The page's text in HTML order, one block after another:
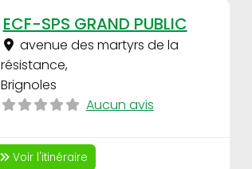
ECF-SPS GRAND PUBLIC
avenue des martyrs de la
résistance,
Brignoles
Aucun avis
Voir l'itinéraire